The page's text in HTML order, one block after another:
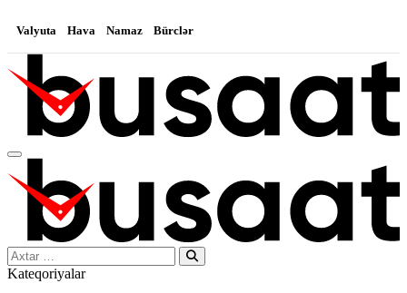
Valyuta Hava Namaz Bürclər
Search…
Kateqoriyalar